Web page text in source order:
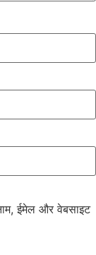
ईमेल और वेबसाइट